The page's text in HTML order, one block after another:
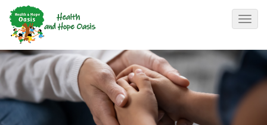
Toggle
navigation